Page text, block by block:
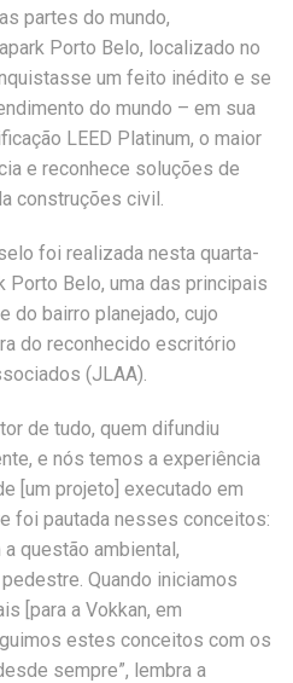
partes do mundo,
Porto Belo, localizado no
um feito inédito e se
do mundo – em sua
LEED Platinum, o maior
e reconhece soluções de
construções civil.
foi realizada nesta quarta-
Porto Belo, uma das principais
do bairro planejado, cujo
do reconhecido escritório
(JLAA).
de tudo, quem difundiu
e nós temos a experiência
[um projeto] executado em
foi pautada nesses conceitos:
questão ambiental,
Quando iniciamos
[para a Vokkan, em
estes conceitos com os
sempre”, lembra a